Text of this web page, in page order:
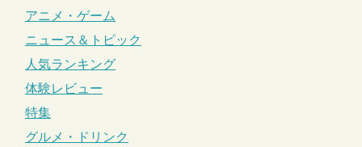
アニメ・ゲーム
ニュース＆トピック
人気ランキング
体験レビュー
特集
グルメ・ドリンク